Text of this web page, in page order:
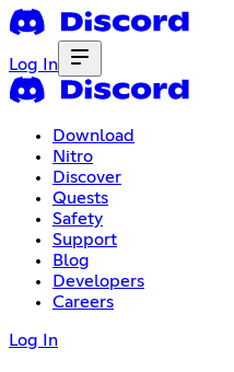
Log In
Download
Nitro
Discover
Quests
Safety
Support
Blog
Developers
Careers
Log In